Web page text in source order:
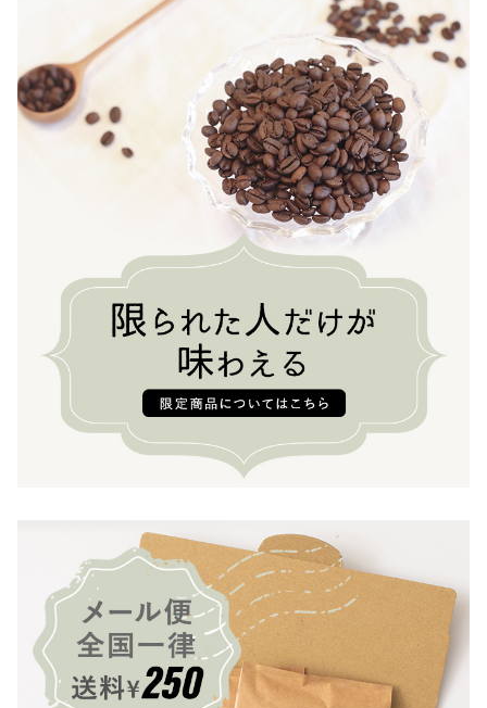
お楽しみBOX
KUTEのおやつ箱